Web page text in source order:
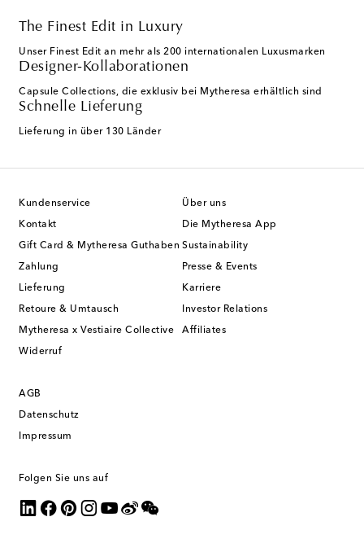
The Finest Edit in Luxury
Unser Finest Edit an mehr als 200 internationalen Luxusmarken
Designer-Kollaborationen
Capsule Collections, die exklusiv bei Mytheresa erhältlich sind
Schnelle Lieferung
Lieferung in über 130 Länder
Kundenservice
Kontakt
Gift Card & Mytheresa Guthaben
Zahlung
Lieferung
Retoure & Umtausch
Mytheresa x Vestiaire Collective
Widerruf
Über uns
Die Mytheresa App
Sustainability
Presse & Events
Karriere
Investor Relations
Affiliates
AGB
Datenschutz
Impressum
Folgen Sie uns auf